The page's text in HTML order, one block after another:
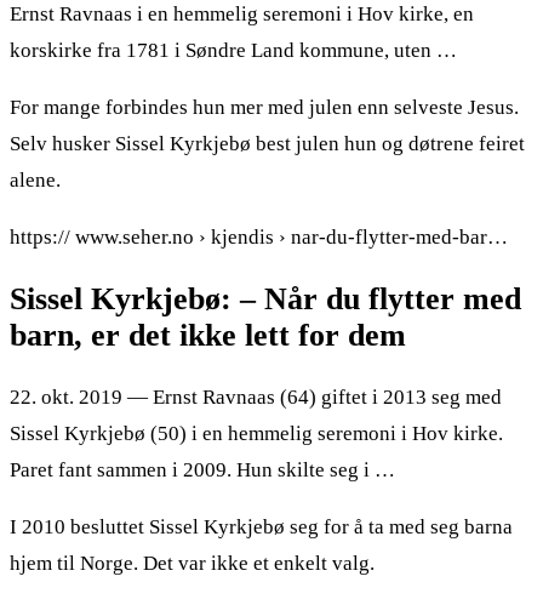
Ernst Ravnaas i en hemmelig seremoni i Hov kirke, en
korskirke fra 1781 i Søndre Land kommune, uten …
For mange forbindes hun mer med julen enn selveste Jesus.
Selv husker Sissel Kyrkjebø best julen hun og døtrene feiret
alene.
https:// www.seher.no › kjendis › nar-du-flytter-med-bar…
Sissel Kyrkjebø: – Når du flytter med
barn, er det ikke lett for dem
22. okt. 2019 — Ernst Ravnaas (64) giftet i 2013 seg med
Sissel Kyrkjebø (50) i en hemmelig seremoni i Hov kirke.
Paret fant sammen i 2009. Hun skilte seg i …
I 2010 besluttet Sissel Kyrkjebø seg for å ta med seg barna
hjem til Norge. Det var ikke et enkelt valg.